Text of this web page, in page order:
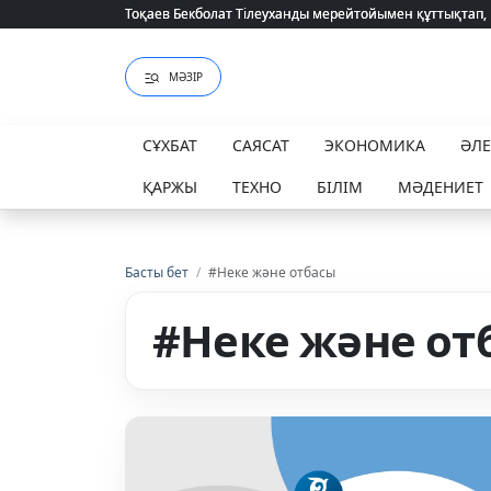
Тоқаев Бекболат Тілеуханды мерейтойымен
Тоқаев Бекболат Тілеуханды мерейтойымен
МӘЗІР
СҰХБАТ САЯСАТ ЭКОНОМИКА
ҚАРЖЫ
ТЕХНО БІЛІМ МӘДЕНИЕТ
Басты бет / #Неке және отбасы
#Неке және